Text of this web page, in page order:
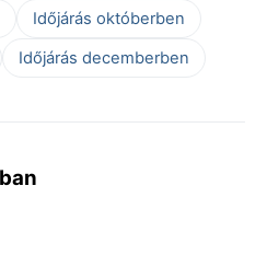
Időjárás októberben
Időjárás decemberben